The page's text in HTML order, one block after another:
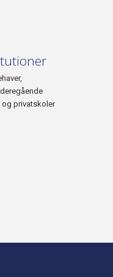
og privatskoler